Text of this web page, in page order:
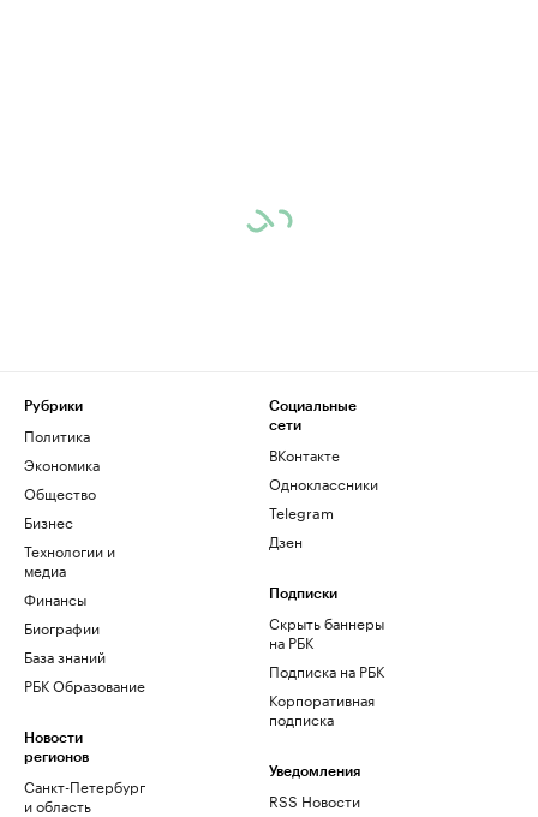
Рубрики
Политика
Экономика
Общество
Бизнес
Технологии и
медиа
Финансы
Биографии
База знаний
РБК Образование
Новости
регионов
Санкт-Петербург
и область
Социальные
сети
ВКонтакте
Одноклассники
Telegram
Дзен
Подписки
Скрыть баннеры
на РБК
Подписка на РБК
Корпоративная
подписка
Уведомления
RSS Новости